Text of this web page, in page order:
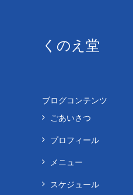
くのえ堂
ブログコンテンツ
ごあいさつ
プロフィール
メニュー
スケジュール